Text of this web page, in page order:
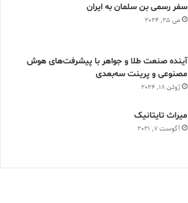
سفر رسمی بن سلمان به ایران
می 25, 2024
آینده صنعت طلا و جواهر با پیشرفت‌های هوش
مصنوعی و پرینت سه‌بعدی
ژوئن 18, 2024
ميراث تايتانيک
آگوست 7, 2021